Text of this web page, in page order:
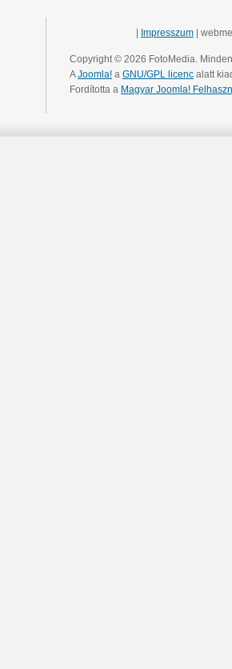
Impresszum |
Copyright © 2026 FotoMedia.
AJoomla! a GNU/GPL licenc alatt
Fordította a Magyar Joomla!